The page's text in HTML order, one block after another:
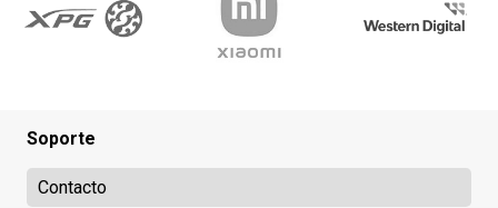
Soporte
Contacto